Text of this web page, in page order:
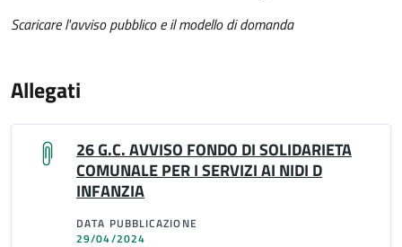
Scaricare l'avviso pubblico e il modello di domanda
Allegati
26 G.C. AVVISO FONDO DI SOLIDARIETA
COMUNALE PER I SERVIZI AI NIDI D
INFANZIA
DATA PUBBLICAZIONE
29/04/2024